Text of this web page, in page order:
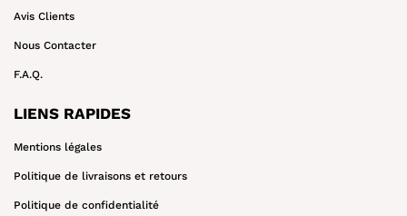
Avis Clients
Nous Contacter
F.A.Q.
LIENS RAPIDES
Mentions légales
Politique de livraisons et retours
Politique de confidentialité